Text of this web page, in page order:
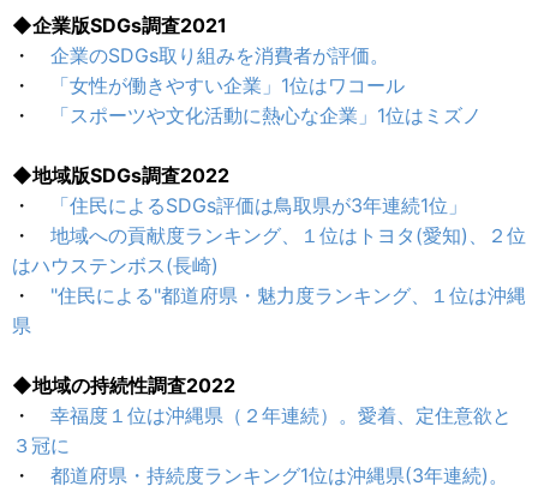
◆企業版SDGs調査2021
・ 企業のSDGs取り組みを消費者が評価。
・
「女性が働きやすい企業」1位はワコール
・
「スポーツや文化活動に熱心な企業」1位はミズノ
◆地域版SDGs調査2022
・
「住民によるSDGs評価は鳥取県が3年連続1位」
・ 地域への貢献度ランキング、１位はトヨタ(愛知)、２位
はハウステンボス(長崎)
・ "住民による"都道府県・魅力度ランキング、１位は沖縄
県
◆地域の持続性調査2022
・ 幸福度１位は沖縄県（２年連続）。愛着、定住意欲と
３冠に
・ 都道府県・持続度ランキング1位は沖縄県(3年連続)。